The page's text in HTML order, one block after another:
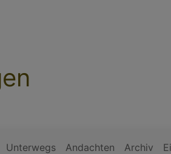
Unterwegs Andachten Archiv